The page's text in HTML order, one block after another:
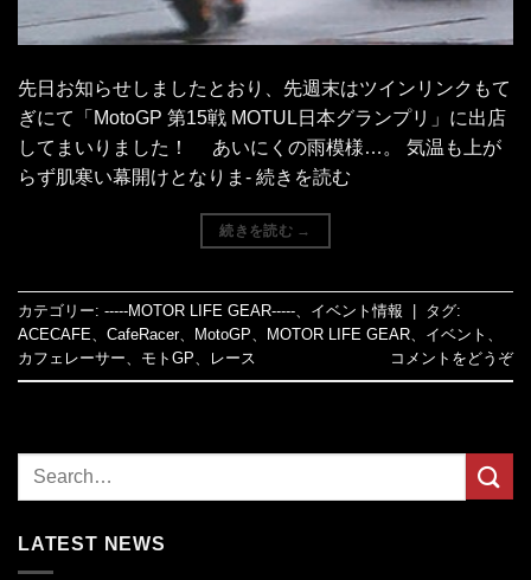
先日お知らせしましたとおり、先週末はツインリンクもて
ぎにて「MotoGP 第15戦 MOTUL日本グランプリ」に出店
してまいりました！ あいにくの雨模様…。 気温も上が
らず肌寒い幕開けとなりま- 続きを読む
続きを読む →
カテゴリー: -----MOTOR LIFE GEAR-----、 イベント情報
タグ:
ACECAFE、 CafeRacer、 MotoGP、 MOTOR LIFE GEAR、 イベント 、
カフェレーサー、 モトGP、 レース コメントをどうぞ
LATEST NEWS